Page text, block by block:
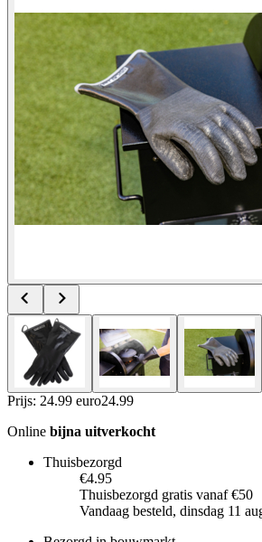
Prijs: 24.99 euro24.99
Online bijna uitverkocht
Thuisbezorgd
€4.95
Thuisbezorgd gratis vanaf €50
Vandaag besteld, dinsdag 11